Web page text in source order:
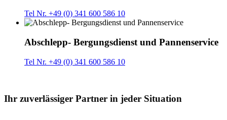
Tel Nr. +49 (0) 341 600 586 10
Abschlepp- Bergungsdienst und Pannenservice
Tel Nr. +49 (0) 341 600 586 10
Ihr zuverlässiger Partner in jeder Situation